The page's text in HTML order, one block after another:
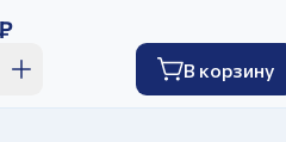
В корзину